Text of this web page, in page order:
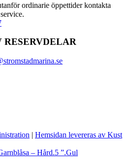
ordinarie öppettider kontakta
RESERVDELAR
| Hemsidan levereras av Kust
– Hård.5 ”.Gul